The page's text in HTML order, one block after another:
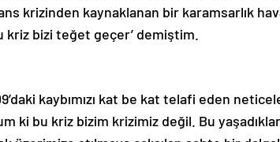
krizinden kaynaklanan bir karamsarlık
kriz bizi teğet geçer’ demiştim.
kaybımızı kat be kat telafi eden
ki bu kriz bizim krizimiz değil. Bu